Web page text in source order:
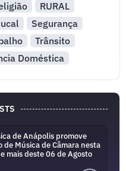
RURAL
Segurança
Trânsito
Doméstica
de Anápolis promove
Música de Câmara nesta
mais deste 06 de Agosto